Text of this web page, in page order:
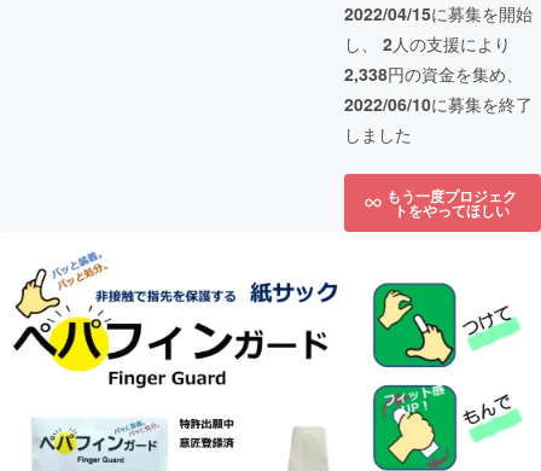
2022/04/15に募集を開始
し、 2人の支援により
2,338円の資金を集め、
2022/06/10に募集を終了
しました
もう一度プロジェク
トをやってほしい